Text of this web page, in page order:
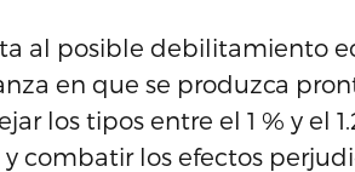
al posible debilitamiento
en que se produzca
los tipos entre el 1 % y el
combatir los efectos